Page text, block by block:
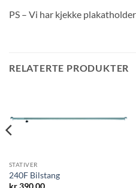
PS – Vi har kjekke
RELATERTE PRODUKTER
STATIVER
240F Bilstang